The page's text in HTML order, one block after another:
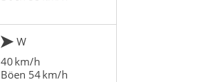
W
40 km/h
Böen 54 km/h